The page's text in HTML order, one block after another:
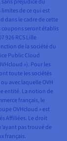
préjudice du
de ce qui est
dans le cadre de cette
seront établis
926 RCS Lille
de la société du
Public Cloud
»). Pour les
toute les sociétés
avec laquelle OVH
entité. La notion de
français, le
OVHcloud » est
Affiliées. Le droit
pas trouvé de
français.